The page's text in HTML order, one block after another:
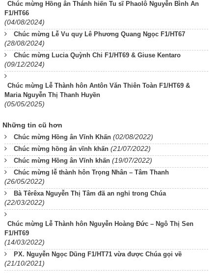
Chúc mừng Hồng ân Thánh hiến Tu sĩ Phaolô Nguyễn Bình An
F1/HT66
(04/08/2024)
Chúc mừng Lễ Vu quy Lê Phương Quang Ngọc F1/HT67
(28/08/2024)
Chúc mừng Lucia Quỳnh Chi F1/HT69 & Giuse Kentaro
(09/12/2024)
Chúc mừng Lễ Thành hôn Antôn Văn Thiên Toàn F1/HT69 &
Maria Nguyễn Thị Thanh Huyền
(05/05/2025)
Những tin cũ hơn
Chúc mừng Hồng ân Vĩnh Khấn (02/08/2022)
Chúc mừng hồng ân vĩnh khấn (21/07/2022)
Chúc mừng Hồng ân Vĩnh khấn (19/07/2022)
Chúc mừng lễ thành hôn Trọng Nhân – Tâm Thanh
(26/05/2022)
Bà Têrêxa Nguyễn Thị Tâm đã an nghỉ trong Chúa
(22/03/2022)
Chúc mừng Lễ Thành hôn Nguyễn Hoàng Đức – Ngô Thị Sen
F1/HT69
(14/03/2022)
PX. Nguyễn Ngọc Dũng F1/HT71 vừa được Chúa gọi về
(21/10/2021)